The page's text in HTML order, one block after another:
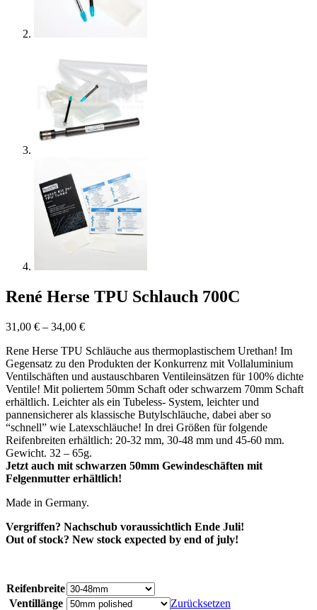
René Herse TPU Schlauch 700C
31,00 € – 34,00 €
Rene Herse TPU Schläuche aus thermoplastischem Urethan! Im
Gegensatz zu den Produkten der Konkurrenz mit Vollaluminium
Ventilschäften und austauschbaren Ventileinsätzen für 100% dichte
Ventile! Mit poliertem 50mm Schaft oder schwarzem 70mm Schaft
erhältlich. Leichter als ein Tubeless- System, leichter und
pannensicherer als klassische Butylschläuche, dabei aber so
“schnell” wie Latexschläuche! In drei Größen für folgende
Reifenbreiten erhältlich: 20-32 mm, 30-48 mm und 45-60 mm.
Gewicht. 32 – 65g.
Jetzt auch mit schwarzen 50mm Gewindeschäften mit
Felgenmutter erhältlich!
Made in Germany.
Vergriffen? Nachschub voraussichtlich Ende Juli!
Out of stock? New stock expected by end of july!
Reifenbreite
Ventillänge
Zurücksetzen